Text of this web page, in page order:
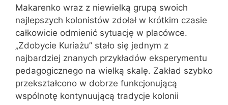
Makarenko wraz z niewielką grupą swoich
najlepszych kolonistów zdołał w krótkim czasie
całkowicie odmienić sytuację w placówce.
„Zdobycie Kuriażu” stało się jednym z
najbardziej znanych przykładów eksperymentu
pedagogicznego na wielką skalę. Zakład szybko
przekształcono w dobrze funkcjonującą
wspólnotę kontynuującą tradycje kolonii